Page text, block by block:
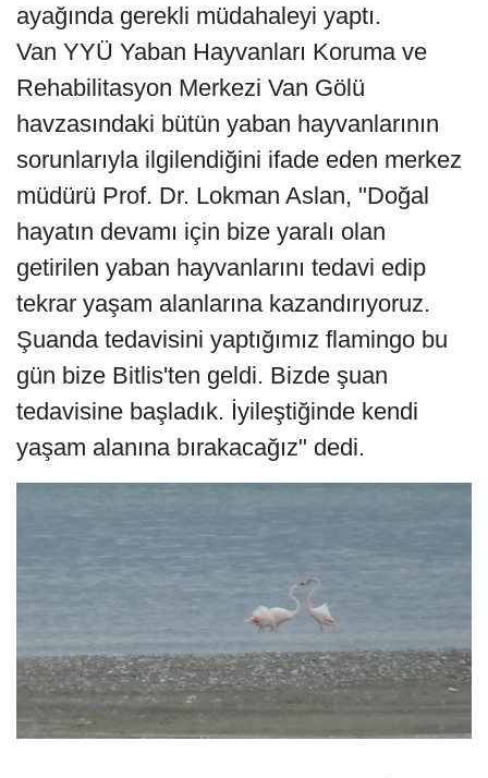
ayağında gerekli müdahaleyi yaptı.
Van YYÜ Yaban Hayvanları Koruma ve
Rehabilitasyon Merkezi Van Gölü
havzasındaki bütün yaban hayvanlarının
sorunlarıyla ilgilendiğini ifade eden merkez
müdürü Prof. Dr. Lokman Aslan, "Doğal
hayatın devamı için bize yaralı olan
getirilen yaban hayvanlarını tedavi edip
tekrar yaşam alanlarına kazandırıyoruz.
Şuanda tedavisini yaptığımız flamingo bu
gün bize Bitlis'ten geldi. Bizde şuan
tedavisine başladık. İyileştiğinde kendi
yaşam alanına bırakacağız" dedi.